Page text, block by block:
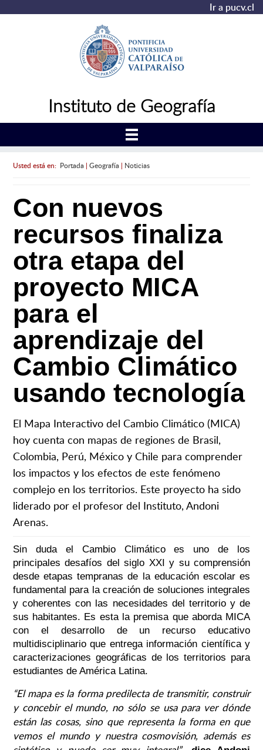
Ir a pucv.cl
Instituto de Geografía
Usted está en: Portada| Geografía| Noticias
Con nuevos
recursos finaliza
otra etapa del
proyecto MICA
para el
aprendizaje del
Cambio Climático
usando tecnología
El Mapa Interactivo del Cambio Climático (MICA)
hoy cuenta con mapas de regiones de Brasil,
Colombia, Perú, México y Chile para comprender
los impactos y los efectos de este fenómeno
complejo en los territorios. Este proyecto ha sido
liderado por el profesor del Instituto, Andoni
Arenas.
Sin duda el Cambio Climático es uno de los
principales desafíos del siglo XXI y su comprensión
desde etapas tempranas de la educación escolar es
fundamental para la creación de soluciones integrales
y coherentes con las necesidades del territorio y de
sus habitantes. Es esta la premisa que aborda MICA
con el desarrollo de un recurso educativo
multidisciplinario que entrega información científica y
caracterizaciones geográficas de los territorios para
estudiantes de América Latina.
“El mapa es la forma predilecta de transmitir, construir
y concebir el mundo, no sólo se usa para ver dónde
están las cosas, sino que representa la forma en que
vemos el mundo y nuestra cosmovisión, además es